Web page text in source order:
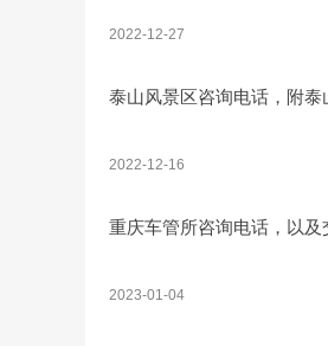
2022-12-27
泰山风景区咨询电话，附
2022-12-16
重庆车管所咨询电话，以及
2023-01-04